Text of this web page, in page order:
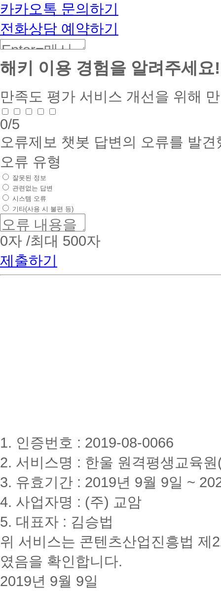
카카오톡 문의하기
전화상담 예약하기
해키 이용 경험을 알려주세요!
만족도 평가 서비스 개선을 위해
0/5
오류제보 챗봇 답변의 오류를 발
오류 유형
잘못된 정보
관련없는 답변
시스템 오류
기타(사용 시 불편 등)
0자 /최대 500자
제출하기
1. 인증번호 : 2019-08-0066
2. 서비스명 : 한울 원격평생교육
3. 유효기간 : 2019년 9월 9일 ~
4. 사업자명 : (주) 교암
5. 대표자 : 김승법
위 서비스는 콘텐츠산업진흥법 제
였음을 확인합니다.
2019년 9월 9일